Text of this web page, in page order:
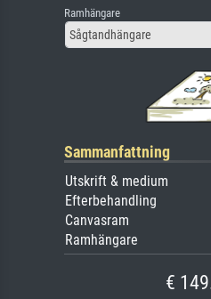
Ramhängare
Sågtandhängare
Sammanfattning
Utskrift & medium
Efterbehandling
Canvasram
Ramhängare
€